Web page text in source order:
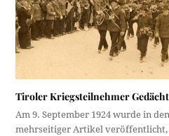
Tiroler Kriegsteilnehmer
Am 9. September 1924 wurde in
mehrseitiger Artikel